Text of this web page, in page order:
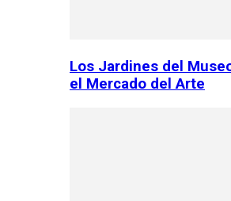
Los Jardines del
el Mercado del Arte